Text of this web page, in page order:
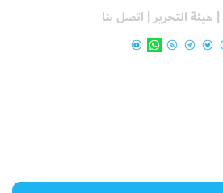
| هيئة التحرير | اتصل بنا